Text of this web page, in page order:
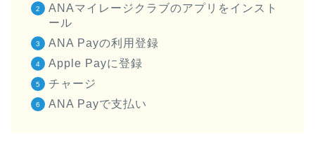
ANAマイレージクラブのアプリをインスト
ール
ANA Payの利用登録
Apple Payに登録
チャージ
ANA Payで支払い